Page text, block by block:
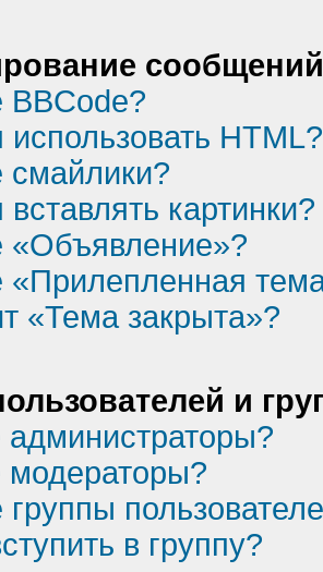
BBCode?
HTML?
смайлики?
картинки?
«Объявление»?
«Прилепленная
«Тема закрыта»?
и
администраторы?
модераторы?
группы
в группу?